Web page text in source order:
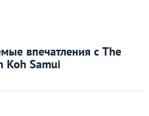
впечатления с The
Koh Samui